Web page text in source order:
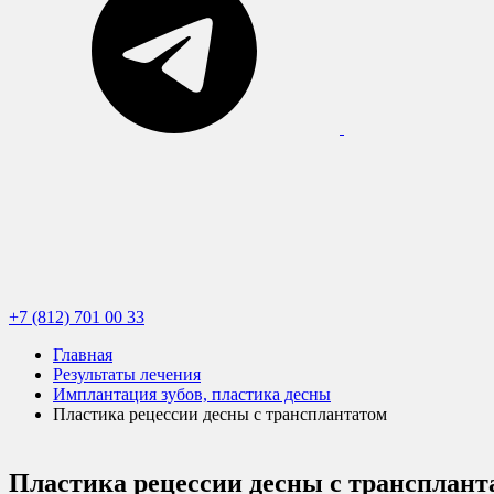
+7 (812) 701 00 33
Главная
Результаты лечения
Имплантация зубов, пластика десны
Пластика рецессии десны с трансплантатом
Пластика рецессии десны с